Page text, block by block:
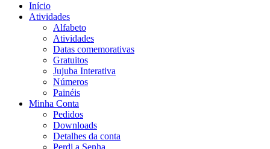
Início
Atividades
Alfabeto
Atividades
Datas comemorativas
Gratuitos
Jujuba Interativa
Números
Painéis
Minha Conta
Pedidos
Downloads
Detalhes da conta